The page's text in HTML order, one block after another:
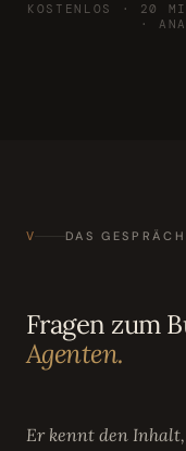
KOSTENLOS · 20
·
V DAS GESPRÄCH
Fragen zum
Agenten.
Er kennt den